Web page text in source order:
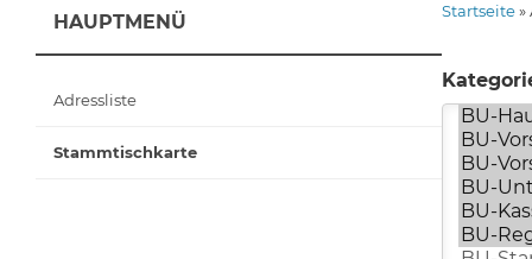
HAUPTMENÜ
Adressliste
Stammtischkarte
Startseite